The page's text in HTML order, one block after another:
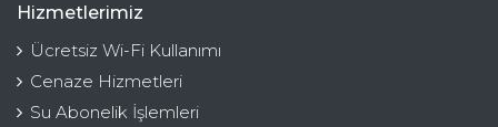
Hizmetlerimiz
Ücretsiz Wi-Fi Kullanımı
Cenaze Hizmetleri
Su Abonelik İşlemleri